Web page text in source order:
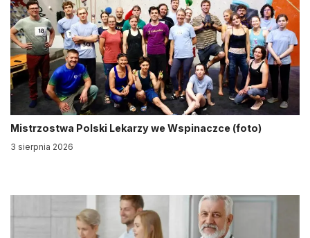
Mistrzostwa Polski Lekarzy we Wspinaczce (foto)
3 sierpnia 2026